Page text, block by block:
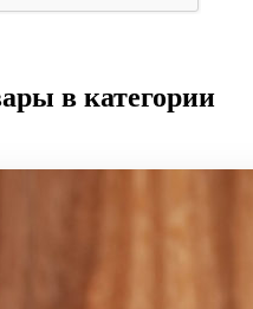
в категории